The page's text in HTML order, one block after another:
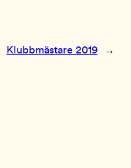
Klubbmästare 2019 →